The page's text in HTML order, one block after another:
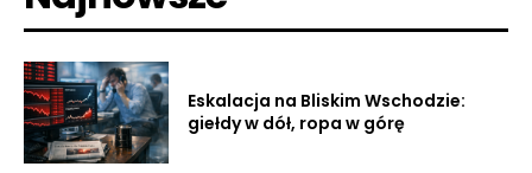
Eskalacja na Bliskim Wschodzie:
giełdy w dół, ropa w górę